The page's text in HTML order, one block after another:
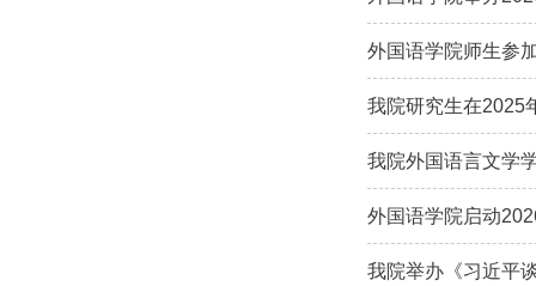
外国语学院师生参
我院研究生在2025
我院外国语言文学
外国语学院启动
我院举办《习近平